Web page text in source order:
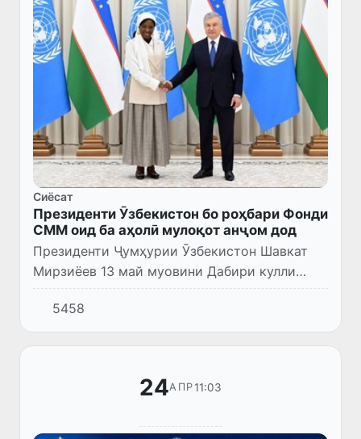
Сиёсат
Президенти Ӯзбекистон бо роҳбари Фонди
СММ оид ба аҳолӣ мулоқот анҷом дод
Президенти Ҷумҳурии Ӯзбекистон Шавкат
Мирзиёев 13 май муовини Дабири кулли
Созмони Милали Муттаҳид, директори
иҷроияи Фонди СММ дар соҳаи аҳолӣ
(ЮНФПА) Диене Кейтаро, ки бо сафари...
5458
24АПР11:03